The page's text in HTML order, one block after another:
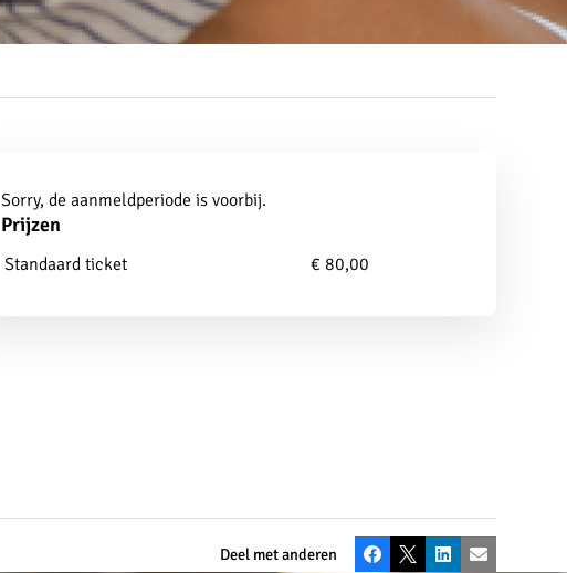
Aanmelden
Sorry, de aanmeldperiode is voorbij.
Prijzen
Standaard ticket € 80,00
Deel met anderen Facebook
X LinkedInE-mail